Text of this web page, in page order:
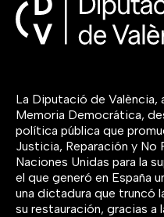
La Diputació de València,
Memoria Democrática,
política pública que
Justicia, Reparación y
Naciones Unidas para la
el que generó en España
una dictadura que truncó
su restauración, gracias a